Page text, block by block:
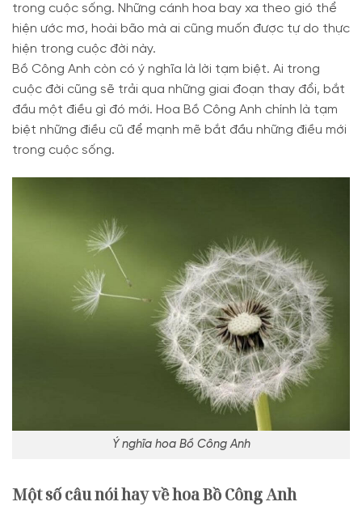
trong cuộc sống. Những cánh hoa bay xa theo gió thể
hiện ước mơ, hoài bão mà ai cũng muốn được tự do thực
hiện trong cuộc đời này.
Bồ Công Anh còn có ý nghĩa là lời tạm biệt. Ai trong
cuộc đời cũng sẽ trải qua những giai đoạn thay đổi, bắt
đầu một điều gì đó mới. Hoa Bồ Công Anh chính là tạm
biệt những điều cũ để mạnh mẽ bắt đầu những điều mới
trong cuộc sống.
Ý nghĩa hoa Bồ Công Anh
Một số câu nói hay về hoa Bồ Công Anh